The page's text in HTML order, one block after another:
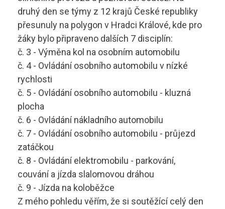
Dopravní technik
Technolog výroby potravin
Kontakty autoškoly
Skupina B
Skupina B+E
Skupina B96
Skupina C
Skupina C+E
Skupina T
Skupina L17
+420 495 490 328
sstrnb@sstrnb.cz
Virtuální prohlídka
druhý den se týmy z 12 krajů České republiky
přesunuly na polygon v Hradci Králové, kde pro
žáky bylo připraveno dalších 7 disciplín:
č. 3 - Výměna kol na osobním automobilu
č. 4 - Ovládání osobního automobilu v nízké
rychlosti
č. 5 - Ovládání osobního automobilu - kluzná
plocha
č. 6 - Ovládání nákladního automobilu
č. 7 - Ovládání osobního automobilu - průjezd
zatáčkou
č. 8 - Ovládání elektromobilu - parkování,
couvání a jízda slalomovou dráhou
č. 9 - Jízda na koloběžce
Z mého pohledu věřím, že si soutěžící celý den